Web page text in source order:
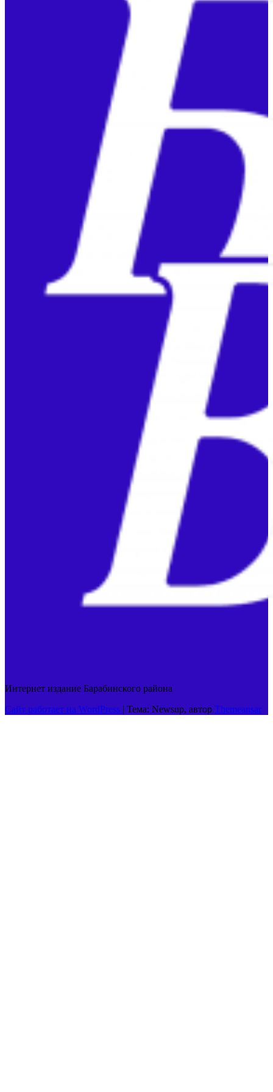
Интернет издание Барабинского района
Сайт работает на WordPress | Тема: Newsup, автор Themeansar